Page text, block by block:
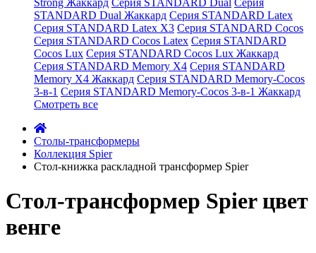
Strong Жаккард Серия STANDARD Dual Серия
STANDARD Dual Жаккард Серия STANDARD Latex
Серия STANDARD Latex X3 Серия STANDARD Cocos
Серия STANDARD Cocos Latex Серия STANDARD
Cocos Lux Серия STANDARD Cocos Lux Жаккард
Серия STANDARD Memory X4 Серия STANDARD
Memory X4 Жаккард Серия STANDARD Memory-Cocos
3-в-1 Серия STANDARD Memory-Cocos 3-в-1 Жаккард
Смотреть все
Cтолы-трансформеры
Коллекция Spier
Стол-книжка раскладной трансформер Spier
Стол-трансформер Spier цвет
венге